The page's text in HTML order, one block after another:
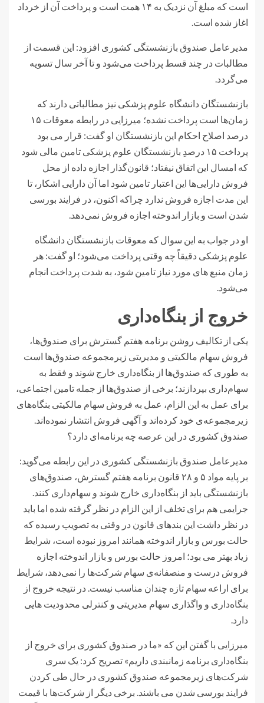
است که مبلغ آن نزدیک به ۱۴ همت است و پرداخت آن از خرداد
اغاز شده است.
مدیرعامل صندوق بازنشستگی کشوری افزود: این قسمت از
مطالبات در چند قسط پرداخت می‌شود و تا آخر سال تسویه
می‌گردد.
بازنشستگان دانشگاه علوم پزشکی نیز مطالباتی دارند که
زمان‌ها است پرداخت نشده؛ میرزایی در رابطه معوقات ۱۵
درصد اصلاح احکام این بازنشستگان او گفت: قرار می بود
پرداخت ۱۵ درصدِ بازنشستگان علوم پزشکی تامین مالی شود
که امسال این اتفاق نیفتاد؛ قانون‌گذار اجازه داده از محل
فروش دارایی‌ها این اعتبار تامین شود اما آن دارایی اشکار، تا
این مدت اجازه فروش ندارد چراکه اکنون، در فرایند بورسی
شدن است و بازار اندوخته اجازه فروش نمی‌دهد.
او در جواب به این سوال که معوقات بازنشستگان دانشگاه
علوم پزشکی دقیقاً چه وقتی پرداخت می‌شود؛ او گفت: هر
زمان منبع های مورد نیاز تامین شود، به شدت پرداخت انجام
می‌شود.
خروج از بنگاه‌داری
یکی از تکالیف روشن برنامه هفتم گسترش برای صندوق‌ها،
فروش سهام مالکیتی و مدیریتی زیرمجموعه صندوق‌ها است
به طوری که صندوق‌ها از بنگاه‌داری خارج شوند و فقط به
سهام‌داری بپردازند؛ برخی از صندوق‌ها از جمله تامین اجتماعی،
برای عمل به این الزام، عمل به فروش سهام مالکیتی بنگاه‌های
زیرمجموعه‌ی خود کرده‌اند و آگهی فروش انتشار نموده‌اند.
صندوق کشوری در این عرصه چه برنامه‌ای دارد؟
مدیرعامل صندوق بازنشستگی کشوری در این رابطه می‌گوید:
بر پایه مواد ۵ و ۲۸ قانون برنامه هفتم گسترش، صندوق‌های
بازنشستگی باید از بنگاه‌داری خارج شوند و سهام‌داری کنند.
جرایمی هم برای تخلف از این الزام در نظر گرفته شده اما باید
در نظر داشت این بندهای قانون در وقتی به تصویب رسیده که
حالت بورس و بازار اندوخته همانند امروز نبوده است، شرایط
زیاد بهتر می بود؛ امروز حالت بورس و بازار اندوخته اجازه
فروش درست و منصفانه‌ی سهام شرکت‌ها را نمی‌دهد، شرایط
برای اراعه سهام تازه چندان مناسب نیست. در نتیجه خروج از
بنگاه‌داری و واگذاری سهام مدیریتی و کنترلی محدودیت هایی
دارد.
میرزایی با گفتن این که «ما در صندوق کشوری برای خروج از
بنگاه‌داری برنامه زمانبندی داریم» تصریح کرد: یک سری
شرکت‌های زیرمجموعه صندوق کشوری در حال طی کردن
فرایند بورسی شدن می باشند. برخی دیگر از شرکت‌ها با قیمت